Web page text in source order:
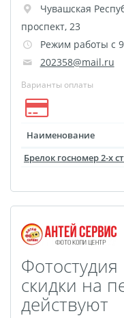
Портрет ветерана
Бокс для карточек
Инстамагнит
Для животных
Фото на медальнице
Коробки и пакеты
Воздушные шары
Расписание уроков
Фотокубик
Печать файлов
Листовая печать
Плакат мечты
Фотогравировка
Чувашская
проспект, 23
Режим работы с
202358@mail.ru
Варианты оплаты
Наименование
Брелок госномер 2-х
скидки на
действуют